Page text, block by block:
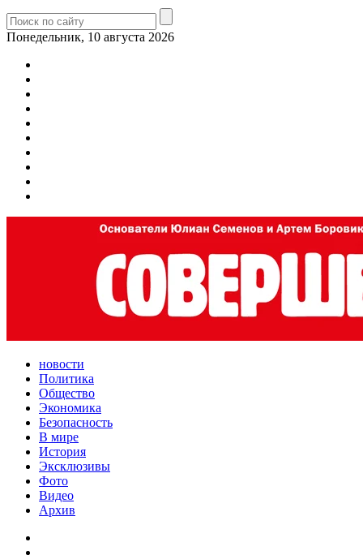
Понедельник, 10 августа 2026
новости
Политика
Общество
Экономика
Безопасность
В мире
История
Эксклюзивы
Фото
Видео
Архив